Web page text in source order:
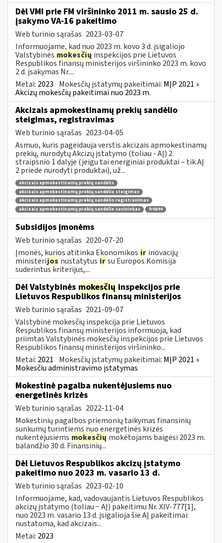
Dėl VMI prie FM viršininko 2011 m. sausio 25 d.
įsakymo VA-16 pakeitimo
Web turinio sąrašas 2023-03-07
Informuojame, kad nuo 2023 m. kovo 3 d. įsigaliojo
Valstybinės mokesčių inspekcijos prie Lietuvos
Respublikos finansų ministerijos viršininko 2023 m. kovo
2 d. įsakymas Nr....
Metai: 2023 Mokesčių įstatymų pakeitimai: MĮP 2021 »
Akcizų mokesčių pakeitimai nuo 2023 m.
Akcizais apmokestinamų prekių sandėlio
steigimas, registravimas
Web turinio sąrašas 2023-04-05
Asmuo, kuris pageidauja verstis akcizais apmokestinamų
prekių, nurodytų Akcizų įstatymo (toliau - AĮ) 2
straipsnio 1 dalyje (jeigu tai energiniai produktai – tik AĮ
2 priede nurodyti produktai), už...
akcizais apmokestinamų prekių sandėlis
akcizais apmokestinamų prekių sandėlio steigimas
akcizais apmokestinamų prekių sandėlio registravimas
akcizais apmokestinamų prekių sandėlio savininkas
fr0644
Subsidijos įmonėms
Web turinio sąrašas 2020-07-20
Įmonės, kurios atitinka Ekonomikos ir inovacijų
ministerijos nustatytus irsu Europos Komisija
suderintus kriterijus,...
Dėl Valstybinės mokesčių inspekcijos prie
Lietuvos Respublikos finansų ministerijos
Web turinio sąrašas 2021-09-07
Valstybinė mokesčių inspekcija prie Lietuvos
Respublikos finansų ministerijos informuoja, kad
priimtas Valstybinės mokesčių inspekcijos prie Lietuvos
Respublikos finansų ministerijos viršininko...
Metai: 2021 Mokesčių įstatymų pakeitimai: MĮP 2021 »
Mokesčiu administravimo įstatymas
Mokestinė pagalba nukentėjusiems nuo
energetinės krizės
Web turinio sąrašas 2022-11-04
Mokestinių pagalbos priemonių taikymas finansinių
sunkumų turintiems nuo energetinės krizės
nukentėjusiems mokesčių mokėtojams baigėsi 2023 m.
balandžio 30 d. Finansinių...
Dėl Lietuvos Respublikos akcizų įstatymo
pakeitimo nuo 2023 m. vasario 13 d.
Web turinio sąrašas 2023-02-10
Informuojame, kad, vadovaujantis Lietuvos Respublikos
akcizų įstatymo (toliau − AĮ) pakeitimu Nr. XIV-777[1],
nuo 2023 m. vasario 13 d. įsigalioja šie AĮ pakeitimai:
nustatoma, kad akcizais...
Metai: 2023